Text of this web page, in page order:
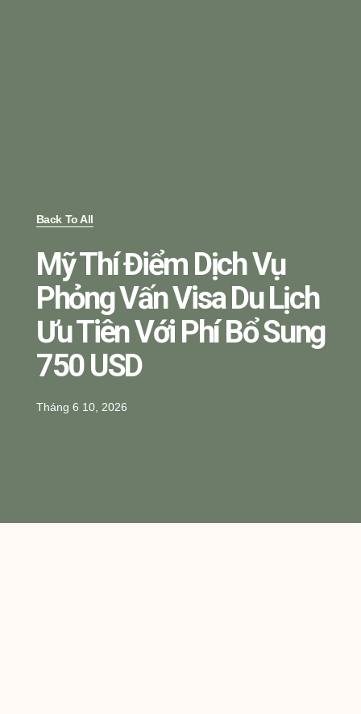
Back To All
Mỹ Thí Điểm Dịch Vụ
Phỏng Vấn Visa Du Lịch
Ưu Tiên Với Phí Bổ Sung
750 USD
Tháng 6 10, 2026